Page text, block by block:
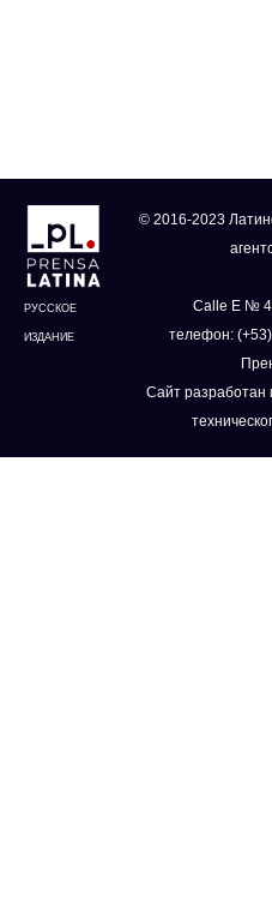
РУССКОЕ
ИЗДАНИЕ
© 2016-2023
Calle E №
телефон:
Сайт разработан